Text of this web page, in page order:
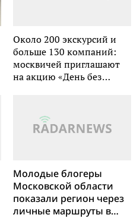
Около 200 экскурсий и
больше 130 компаний:
москвичей приглашают
на акцию «День без
Молодые блогеры
Московской области
показали регион через
личные маршруты в